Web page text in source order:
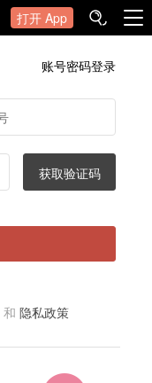
打开 App
账号密码登录
获取验证码
和 隐私政策